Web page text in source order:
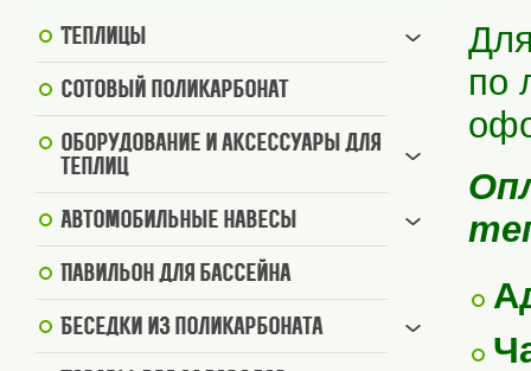
Теплицы
Сотовый поликарбонат
Оборудование и аксессуары для
теплиц
Автомобильные навесы
Павильон для бассейна
Беседки из поликарбоната
по